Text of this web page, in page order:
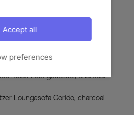
Relax Loungesessel, charcoal
Loungesofa Corido, charcoal
preferences
Accept all